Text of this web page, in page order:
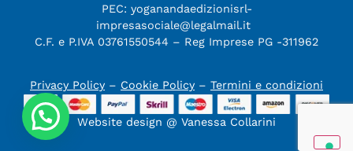
PEC: yoganandaedizionisrl-
impresasociale@legalmail.it
C.F. e P.IVA 03761550544 – Reg Imprese PG -311962
Privacy Policy – Cookie Policy – Termini e condizioni
Website design @ Vanessa Collarini